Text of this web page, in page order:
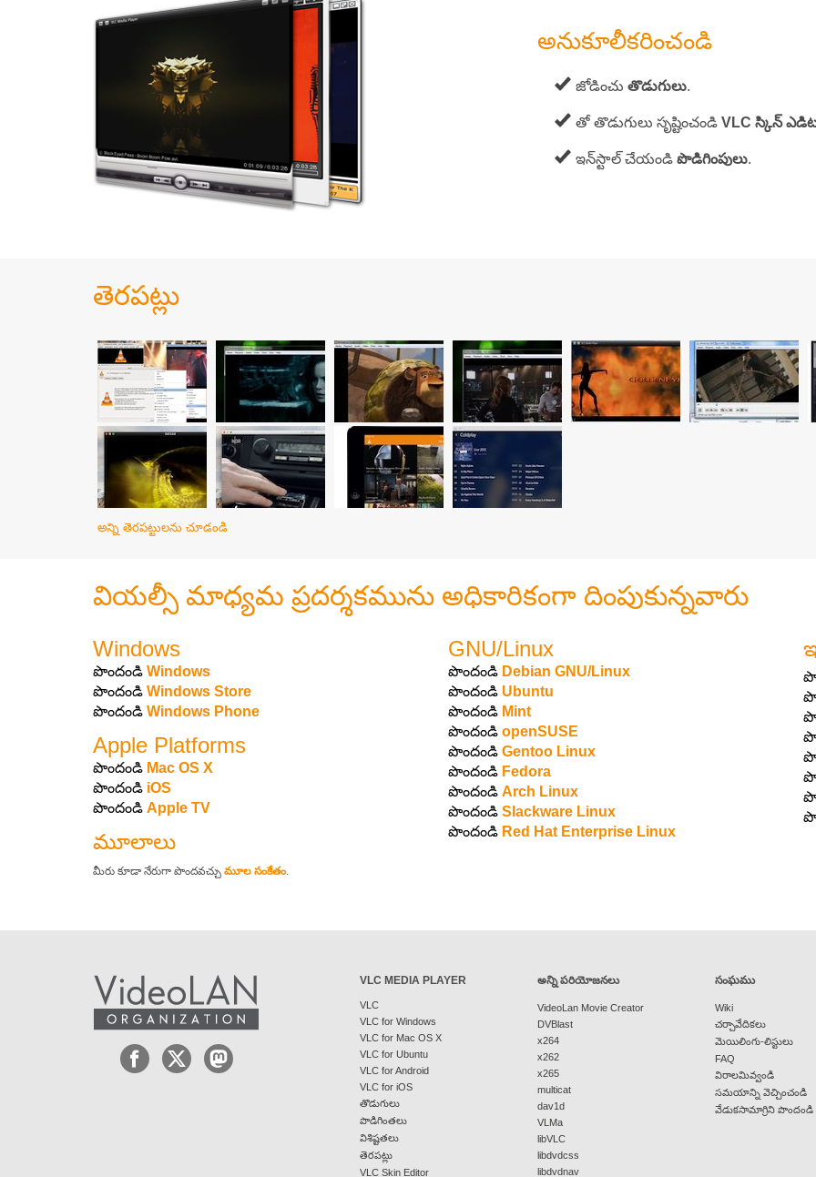
అనుకూలీకరించండి
జోడించు తొడుగులు.
తో తొడుగులు సృష్టించండి VLC స్కిన్
ఇన్‌స్టాల్ చేయండి పొడిగింపులు.
తెరపట్లు
అన్ని తెరపట్టులను చూడండి
వియల్సీ మాధ్యమ ప్రదర్శకమును అధికారికంగా దింపుకున్నవారు
Windows
పొందండి Windows
పొందండి Windows Store
పొందండి Windows Phone
Apple Platforms
పొందండి Mac OS X
పొందండి iOS
పొందండి Apple TV
మూలాలు
మీరు కూడా నేరుగా పొందవచ్చు మూల సంకేతం.
GNU/Linux
పొందండి Debian GNU/Linux
పొందండి Ubuntu
పొందండి Mint
పొందండి openSUSE
పొందండి Gentoo Linux
పొందండి Fedora
పొందండి Arch Linux
పొందండి Slackware Linux
పొందండి Red Hat Enterprise Linux
VLC MEDIA PLAYER
VLC
VLC for Windows
VLC for Mac OS X
VLC for Ubuntu
VLC for Android
VLC for iOS
తొడుగులు
పొడిగింతలు
విశిష్టతలు
తెరపట్లు
VLC Skin Editor
అన్ని పరియోజనలు
VideoLan Movie Creator
DVBlast
x264
x262
x265
multicat
dav1d
VLMa
libVLC
libdvdcss
libdvdnav
సంఘము
Wiki
చర్చావేదికలు
మెయిలింగు-లిస్టులు
FAQ
విరాలమివ్వండి
సమయాన్ని వెచ్చించండి
వేడుకసామాగ్రిని పొందండి